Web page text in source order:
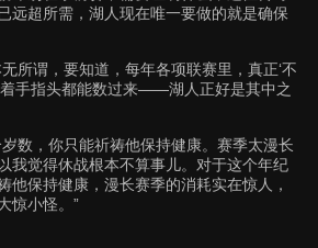
远超所需，湖人现在唯一要做的就是确保
所谓，要知道，每年各项联赛里，真正‘不
着手指头都能数过来——湖人正好是其中之
数，你只能祈祷他保持健康。赛季太漫长
我觉得休战根本不算事儿。对于这个年纪
他保持健康，漫长赛季的消耗实在惊人，
惊小怪。”